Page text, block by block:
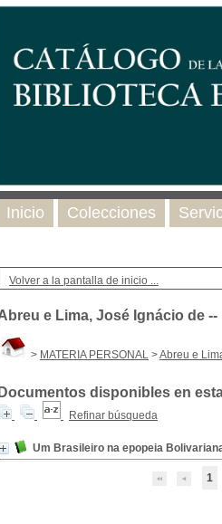
Volver a la pantalla de inicio ...
e Lima, José Ignácio de --
> MATERIA PERSONAL >Abreu e
Documentos disponibles en
Refinar búsqueda
Um Brasileiro na epopeia
1
Inicio Colecciones
1869